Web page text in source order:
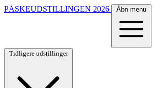
PÅSKEUDSTILLINGEN 2026 Åbn menu
Tidligere udstillinger